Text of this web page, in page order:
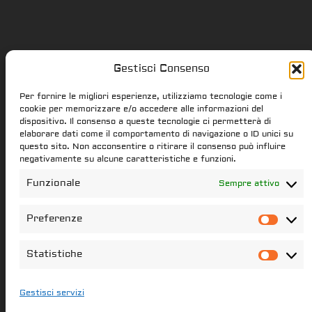
Gestisci Consenso
Per fornire le migliori esperienze, utilizziamo tecnologie come i
cookie per memorizzare e/o accedere alle informazioni del
dispositivo. Il consenso a queste tecnologie ci permetterà di
elaborare dati come il comportamento di navigazione o ID unici su
questo sito. Non acconsentire o ritirare il consenso può influire
negativamente su alcune caratteristiche e funzioni.
Funzionale Sempre attivo
Preferenze
Statistiche
Gestisci servizi
Star Citizen.it
star-citizen.it is a Star Citizen fan
website. Star Citizen and Squadron42
trademarks are the properties of the